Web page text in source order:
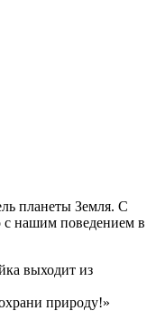
планеты Земля. С
с нашим поведением в
выходит из
природу!»